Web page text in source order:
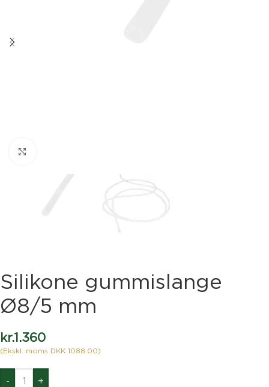
Silikone gummislange
Ø8/5 mm
kr.1.360
(Ekskl. moms DKK 1088.00)
- +